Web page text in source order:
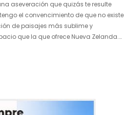
aseveración que quizás te resulte
el convencimiento de que no existe
de paisajes más sublime y
que la que ofrece Nueva Zelanda.